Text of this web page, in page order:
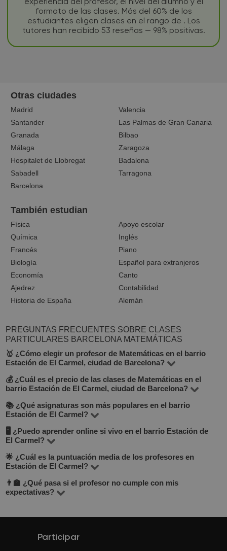
experiencia del profesor, el nivel del alumno y el
formato de las clases. Más del 60% de los
estudiantes eligen clases en el rango de . Los
tutores han recibido 53 reseñas — 98% positivas.
Otras ciudades
Madrid
Valencia
Santander
Las Palmas de Gran Canaria
Granada
Bilbao
Málaga
Zaragoza
Hospitalet de Llobregat
Badalona
Sabadell
Tarragona
Barcelona
También estudian
Física
Apoyo escolar
Química
Inglés
Francés
Piano
Biología
Español para extranjeros
Economía
Canto
Ajedrez
Contabilidad
Historia de España
Alemán
PREGUNTAS FRECUENTES SOBRE CLASES
PARTICULARES BARCELONA MATEMÁTICAS
🥇 ¿Cómo elegir un profesor de Matemáticas en el barrio
Estación de El Carmel, ciudad de Barcelona?
En BuscaTuProfesor encontrarás más de 110 000
profesores en España, incluidos 14 en el barrio Estación
de El Carmel de Barcelona. Te recomendamos fijarte en
académica y si ofrece clase de prueba gratuita — esta
tutor".
💰 ¿Cuál es el precio de las clases de Matemáticas en el
barrio Estación de El Carmel, ciudad de Barcelona?
Las tarifas varían entre 12 y 30 €/hora, dependiendo del
nivel del profesor, modalidad (presencial/online) y
objetivo de las clases.
📚 ¿Qué asignaturas son más populares en el barrio
Estación de El Carmel?
Entre las más solicitadas están matemáticas, inglés,
lengua española, música e informática. El catálogo
completo está en la página "Todos los profesores".
🖥 ¿Puedo aprender online si vivo en el barrio Estación de
El Carmel?
Sí, puedes elegir clases online con profesores de
cualquier ciudad. Esta opción es flexible, cómoda y, en
muchos casos, más económica. Se realizan a través de
🌟 ¿Cuál es la puntuación media de los profesores en
Estación de El Carmel?
La puntuación promedio es 4.8 sobre 5, basada en las
valoraciones reales de los alumnos.
👨‍🏫 ¿Qué pasa si el profesor no cumple con mis
expectativas?
BuscaTuProfesor te ayudará a encontrar otro profesor.
Participar